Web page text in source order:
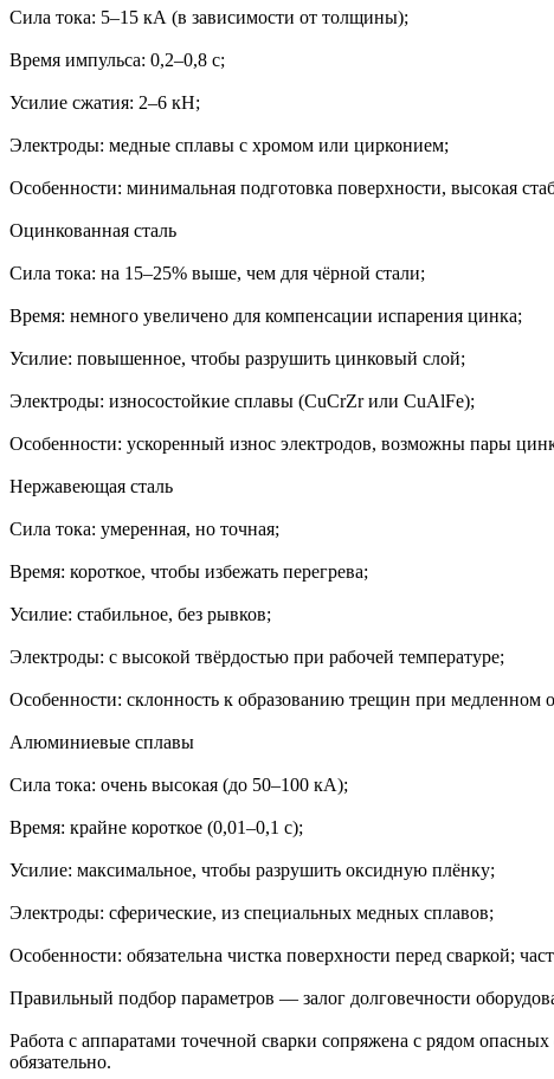
Сила тока: 5–15 кА (в зависимости от толщины);
Время импульса: 0,2–0,8 с;
Усилие сжатия: 2–6 кН;
Электроды: медные сплавы с хромом или цирконием;
Особенности: минимальная подготовка поверхности, высокая
Оцинкованная сталь
Сила тока: на 15–25% выше, чем для чёрной стали;
Время: немного увеличено для компенсации испарения цинка;
Усилие: повышенное, чтобы разрушить цинковый слой;
Электроды: износостойкие сплавы (CuCrZr или CuAlFe);
Особенности: ускоренный износ электродов, возможны пары
Нержавеющая сталь
Сила тока: умеренная, но точная;
Время: короткое, чтобы избежать перегрева;
Усилие: стабильное, без рывков;
Электроды: с высокой твёрдостью при рабочей температуре;
Особенности: склонность к образованию трещин при медленном
Алюминиевые сплавы
Сила тока: очень высокая (до 50–100 кА);
Время: крайне короткое (0,01–0,1 с);
Усилие: максимальное, чтобы разрушить оксидную плёнку;
Электроды: сферические, из специальных медных сплавов;
Особенности: обязательна чистка поверхности перед сваркой;
Правильный подбор параметров — залог долговечности
Работа с аппаратами точечной сварки сопряжена с рядом
обязательно.